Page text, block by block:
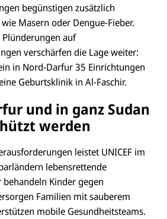
begünstigen zusätzlich
Masern oder Dengue-Fieber.
auf
verschärfen die Lage weiter:
in Nord-Darfur 35 Einrichtungen
Geburtsklinik in Al-Faschir.
und in ganz Sudan
werden
leistet UNICEF im
lebensrettende
Kinder gegen
Familien mit sauberem
mobile Gesundheitsteams.